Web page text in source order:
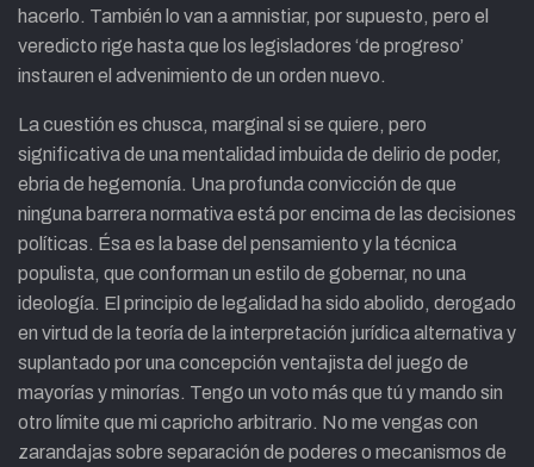
hacerlo. También lo van a amnistiar, por supuesto, pero el
veredicto rige hasta que los legisladores ‘de progreso’
instauren el advenimiento de un orden nuevo.
La cuestión es chusca, marginal si se quiere, pero
significativa de una mentalidad imbuida de delirio de poder,
ebria de hegemonía. Una profunda convicción de que
ninguna barrera normativa está por encima de las decisiones
políticas. Ésa es la base del pensamiento y la técnica
populista, que conforman un estilo de gobernar, no una
ideología. El principio de legalidad ha sido abolido, derogado
en virtud de la teoría de la interpretación jurídica alternativa y
suplantado por una concepción ventajista del juego de
mayorías y minorías. Tengo un voto más que tú y mando sin
otro límite que mi capricho arbitrario. No me vengas con
zarandajas sobre separación de poderes o mecanismos de